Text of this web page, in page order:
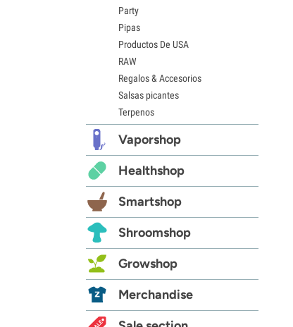
Party
Pipas
Productos De USA
RAW
Regalos & Accesorios
Salsas picantes
Terpenos
Vaporshop
Healthshop
Smartshop
Shroomshop
Growshop
Merchandise